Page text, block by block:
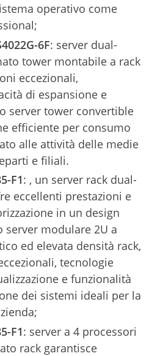
operativo come
6F: server dual-
tower montabile a rack
eccezionali,
di espansione e
server tower convertible
efficiente per consumo
alle attività delle medie
e filiali.
F1: , un server rack dual-
eccellenti prestazioni e
in un design
server modulare 2U a
ed elevata densità rack,
tecnologie
e funzionalità
dei sistemi ideali per la
F1: server a 4 processori
rack garantisce